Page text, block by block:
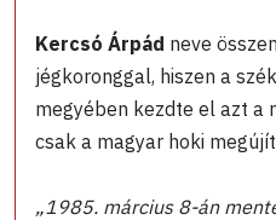
Kercsó Árpád neve
jégkoronggal, hiszen a
megyében kezdte el azt a
csak a magyar hoki
„1985. március 8-án